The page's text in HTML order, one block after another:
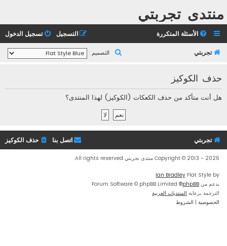
منتدى تجربتي
الأسئلة المتكررة تسجيل الدخول التسجيل
تجربتي التصميم :
حذف الكوكيز
هل أنت متأكد من حذف الكعكات (الكوكيز) لهذا المنتدى؟
تجربتي حذف الكوكيز اتصل بنا
Copyright © 2013 - 2026 منتدى تجربتي All rights reserved.
Flat Style by
Ian Bradley
بدعم من phpBB
® Forum Software © phpBB Limited
الترجمة برعاية المنتديات العربية
الخصوصية | الشروط